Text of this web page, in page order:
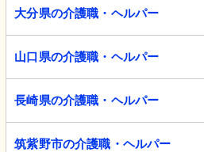
大分県の介護職・ヘルパー
山口県の介護職・ヘルパー
長崎県の介護職・ヘルパー
筑紫野市の介護職・ヘルパー